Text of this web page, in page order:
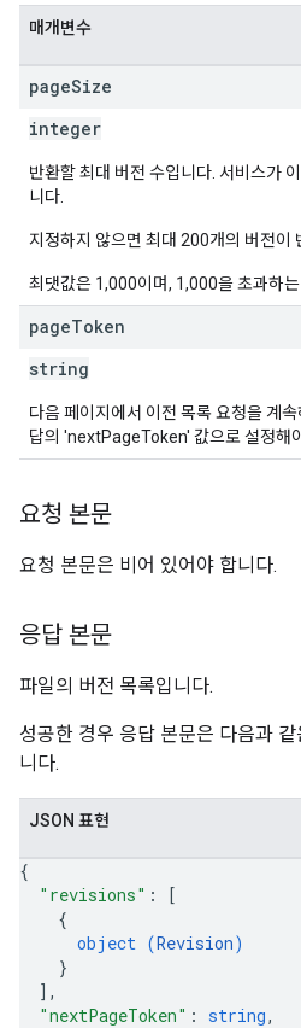
매개변수
pageSize
integer
반환할 최대 버전 수입니다. 서비스가
니다.
지정하지 않으면 최대 200개의 버전이
최댓값은 1,000이며, 1,000을 초과하
pageToken
string
다음 페이지에서 이전 목록 요청을 계
답의 'nextPageToken' 값으로 설정해
요청 본문
요청 본문은 비어 있어야 합니다.
응답 본문
파일의 버전 목록입니다.
성공한 경우 응답 본문은 다음과
니다.
JSON 표현
{
"revisions" :
[
{
object (Revision)
}
] ,
"nextPageToken" : string,